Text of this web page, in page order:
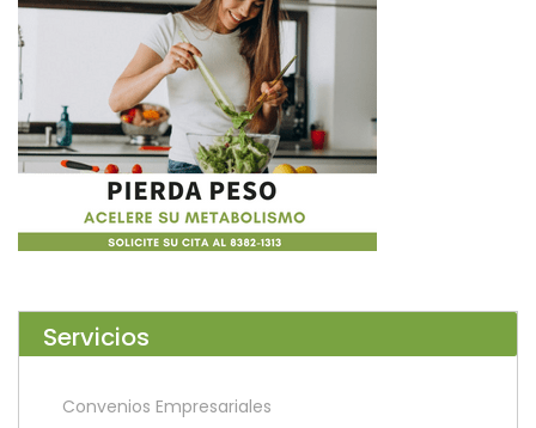
Servicios
Convenios Empresariales